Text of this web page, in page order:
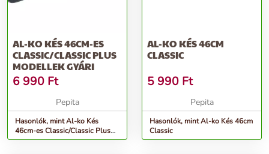
AL-KO KÉS 46CM-ES
CLASSIC/CLASSIC PLUS
MODELLEK GYÁRI
6 990 Ft
Pepita
Hasonlók, mint Al-ko Kés
46cm-es Classic/Classic Plus
modellek Gyári
AL-KO KÉS 46CM
CLASSIC
5 990 Ft
Pepita
Hasonlók, mint Al-ko Kés 46cm
Classic